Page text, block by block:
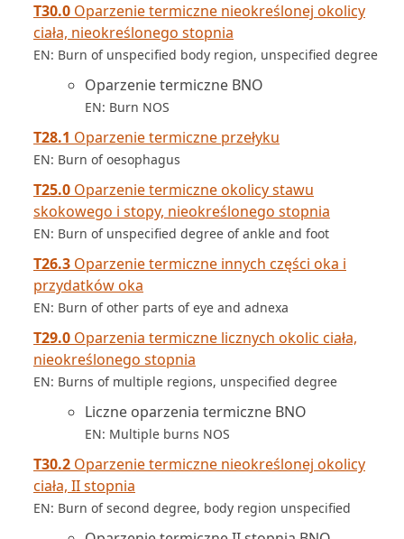
T30.0 Oparzenie termiczne nieokreślonej okolicy
ciała, nieokreślonego stopnia
EN: Burn of unspecified body region, unspecified degree
Oparzenie termiczne BNO
EN: Burn NOS
T28.1 Oparzenie termiczne przełyku
EN: Burn of oesophagus
T25.0 Oparzenie termiczne okolicy stawu
skokowego i stopy, nieokreślonego stopnia
EN: Burn of unspecified degree of ankle and foot
T26.3 Oparzenie termiczne innych części oka i
przydatków oka
EN: Burn of other parts of eye and adnexa
T29.0 Oparzenia termiczne licznych okolic ciała,
nieokreślonego stopnia
EN: Burns of multiple regions, unspecified degree
Liczne oparzenia termiczne BNO
EN: Multiple burns NOS
T30.2 Oparzenie termiczne nieokreślonej okolicy
ciała, II stopnia
EN: Burn of second degree, body region unspecified